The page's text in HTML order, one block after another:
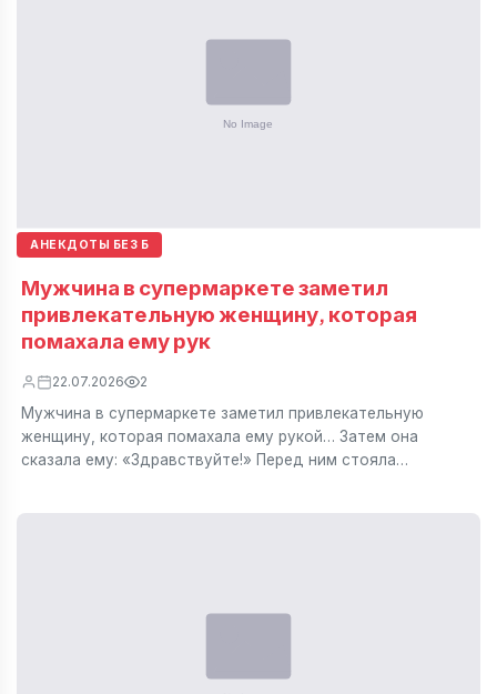
АНЕКДОТЫ БЕЗ Б
Мужчина в супермаркете заметил
привлекательную женщину, которая
помахала ему рук
22.07.2026 2
Мужчина в супермаркете заметил привлекательную
женщину, которая помахала ему рукой… Затем она
сказала ему: «Здравствуйте!» Перед ним стояла…